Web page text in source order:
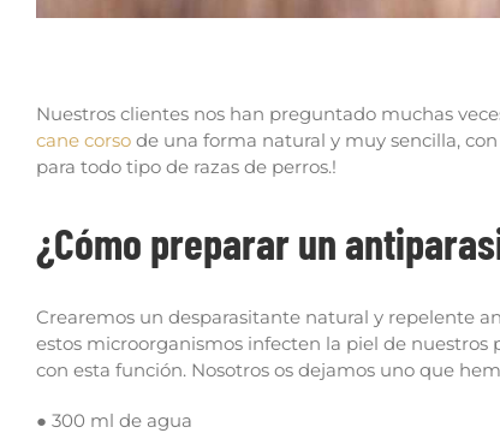
Nuestros clientes nos han preguntado muchas
cane corso de una forma natural y muy sencilla,
para todo tipo de razas de perros.!
¿Cómo preparar un
Crearemos un desparasitante natural y repelente
estos microorganismos infecten la piel de
con esta función. Nosotros os dejamos uno que
● 300 ml de agua